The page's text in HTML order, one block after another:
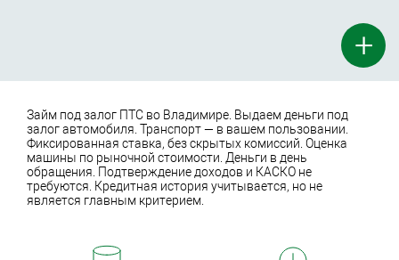
+
Займ под залог ПТС во Владимире. Выдаем деньги под
залог автомобиля. Транспорт — в вашем пользовании.
Фиксированная ставка, без скрытых комиссий. Оценка
машины по рыночной стоимости. Деньги в день
обращения. Подтверждение доходов и КАСКО не
требуются. Кредитная история учитывается, но не
является главным критерием.